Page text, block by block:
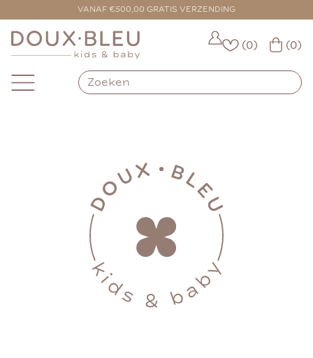
VANAF €500,00 GRATIS VERZENDING
(0) (0)